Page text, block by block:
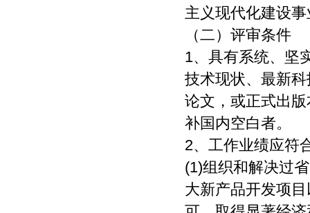
主义现代化建设
（二）评审条件
1、具有系统、坚
技术现状、最新
论文，或正式出
补国内空白者。
2、工作业绩应符
(1)组织和解决过
大新产品开发项